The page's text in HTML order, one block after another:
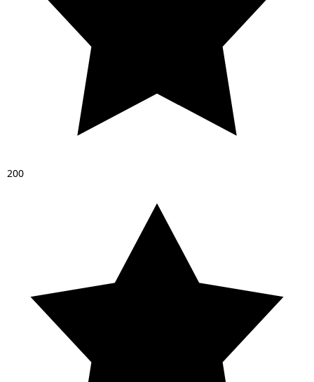
200